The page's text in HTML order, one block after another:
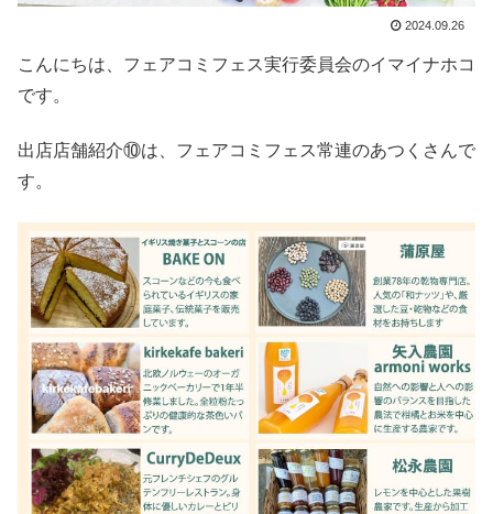
2024.09.26
こんにちは、フェアコミフェス実行委員会のイマイナホコ
です。
出店店舗紹介⑩は、フェアコミフェス常連のあつくさんで
す。